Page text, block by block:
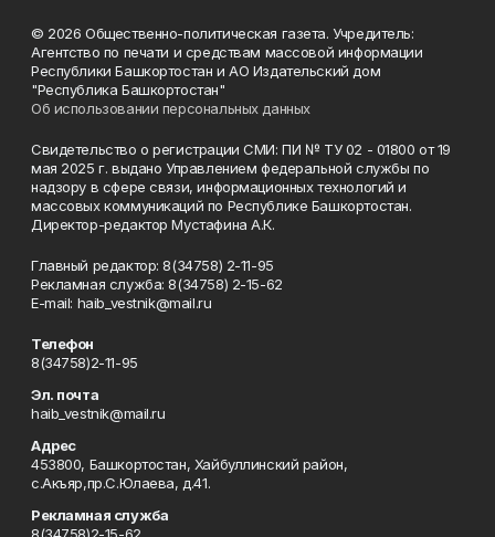
© 2026 Общественно-политическая газета. Учредитель:
Агентство по печати и средствам массовой информации
Республики Башкортостан и АО Издательский дом
"Республика Башкортостан"
Об использовании персональных данных
Свидетельство о регистрации СМИ: ПИ № ТУ 02 - 01800 от 19
мая 2025 г. выдано Управлением федеральной службы по
надзору в сфере связи, информационных технологий и
массовых коммуникаций по Республике Башкортостан.
Директор-редактор Мустафина А.К.
Главный редактор: 8(34758) 2-11-95
Рекламная служба: 8(34758) 2-15-62
Е-mаil: haib_vestnik@mail.ru
Телефон
8(34758)2-11-95
Эл. почта
haib_vestnik@mail.ru
Адрес
453800, Башкортостан, Хайбуллинский район,
с.Акъяр,пр.С.Юлаева, д.41.
Рекламная служба